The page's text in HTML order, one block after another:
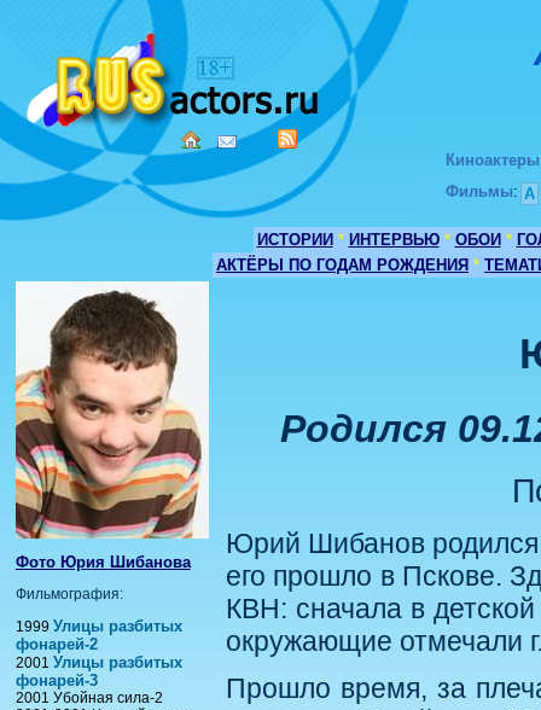
Киноактеры
Фильмы: А
ИСТОРИИ * ИНТЕРВЬЮ * ОБОИ *
АКТЁРЫ ПО ГОДАМ РОЖДЕНИЯ *
Фото Юрия Шибанова
Фильмография:
1999 Улицы разбитых
фонарей-2
2001 Улицы разбитых
фонарей-3
2001 Убойная сила-2
Родился
Юрий Шибанов родился
его прошло в Пскове.
КВН: сначала в
окружающие отмечали
Прошло время, за